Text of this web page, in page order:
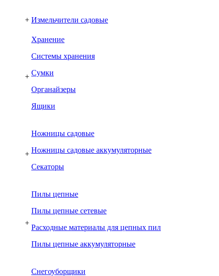
+ Измельчители садовые
+
Хранение
Системы хранения
Сумки
Органайзеры
Ящики
+
Ножницы садовые
Ножницы садовые аккумуляторные
Секаторы
+
Пилы цепные
Пилы цепные сетевые
Расходные материалы для цепных пил
Пилы цепные аккумуляторные
Снегоуборщики